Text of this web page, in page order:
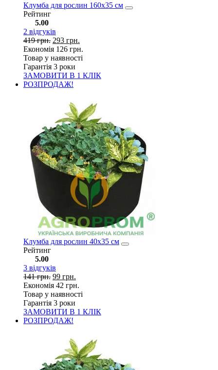
Клумба для рослин 160х35 см
Рейтинг
5.00
2 відгуків
419грн. 293 грн.
Економія 126 грн.
Товар у наявності
Гарантія 3 роки
ЗАМОВИТИ В 1 КЛІК
РОЗПРОДАЖ!
Клумба для рослин 40х35 см
Рейтинг
5.00
3 відгуків
141грн. 99 грн.
Економія 42 грн.
Товар у наявності
Гарантія 3 роки
ЗАМОВИТИ В 1 КЛІК
РОЗПРОДАЖ!